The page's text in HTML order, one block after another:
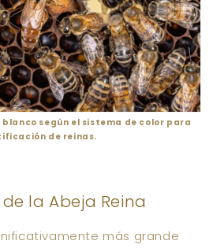
según el sistema de color para
de reinas.
la Abeja Reina
más grande